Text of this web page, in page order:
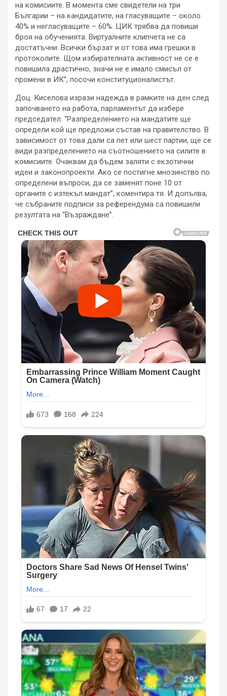
на комисиите. В момента сме свидетели на три
Българии – на кандидатите, на гласуващите – около
40% и негласуващите – 60%. ЦИК трябва да повиши
броя на обученията. Виртуалните клипчета не са
достатъчни. Всички бързат и от това има грешки в
протоколите. Щом избирателната активност не се е
повишила драстично, значи не е имало смисъл от
промени в ИК”, посочи конституционалистът.
Доц. Киселова изрази надежда в рамките на ден след
започването на работа, парламентът да избере
председател. “Разпределението на мандатите ще
определи кой ще предложи състав на правителство. В
зависимост от това дали са пет или шест партии, ще се
види разпределението на съотношението на силите в
комисиите. Очаквам да бъдем заляти с екзотични
идеи и законопроекти. Ако се постигне мнозинство по
определени въпроси, да се заменят поне 10 от
органите с изтекъл мандат”, коментира тя. И допълва,
че събраните подписи за референдума са повишили
резултата на “Възраждане”.